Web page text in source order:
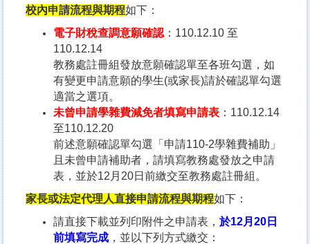
校內申請流程與期程如下：
電子財稅查調意願確認 ：110.12.10 至
110.12.14
教務處註冊組發放意願確認單至各班勾選，如
有變更申請意願的學生(或家長)請於確認單勾選
適當之選項。
未曾申請學雜費減免者填寫申請表 ：110.12.14
至110.12.20
前述意願確認單勾選「申請110-2學雜費補助」
且未曾申請補助者，請填寫教務處發放之申請
表，並於12月20日前繳交至教務處註冊組。
家長或法定代理人直接申請流程與期程如下：
請直接下載並列印附件之申請表， 於12月20日
前填寫完成 ，並以下列方式繳交：